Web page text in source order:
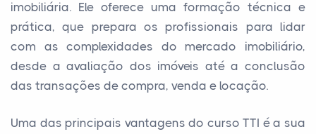
imobiliária. Ele oferece uma formação técnica e
prática, que prepara os profissionais para lidar
com as complexidades do mercado imobiliário,
desde a avaliação dos imóveis até a conclusão
das transações de compra, venda e locação.
Uma das principais vantagens do curso TTI é a sua